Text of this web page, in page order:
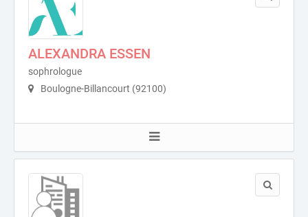
ALEXANDRA ESSEN
sophrologue
Boulogne-Billancourt (92100)